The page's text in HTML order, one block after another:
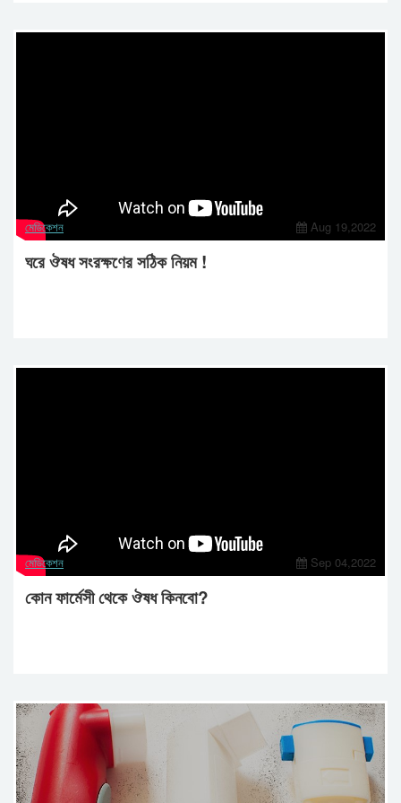
মেডিকেশন Aug 19,2022
ঘরে ঔষধ সংরক্ষণের সঠিক নিয়ম !
মেডিকেশন Sep 04,2022
কোন ফার্মেসী থেকে ঔষধ কিনবো?